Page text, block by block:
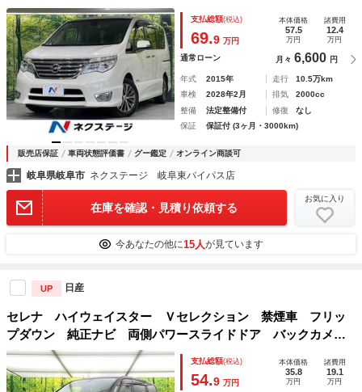
衝突被害軽減システム ドラレコ コーナーセンサー スマー
トキー ＬＥＤヘッド ビルトインＥＴＣ クルコン 純正１
６インチアルミ 車線逸脱警報
支払総額(税込)
69.9 万円
本体価格
57.5
万円
諸費用
12.4
万円
通常ローン 月々 6,600 円
年式 2015年 走行
10.5万km
車検
2028年2月 排気
2000cc
整備
法定整備付 修復
なし
保証
保証付 (3ヶ月・3000km)
販売店保証 車両状態評価書 グー鑑定 オンライン商談可
岐阜県岐阜市 ネクステージ 岐阜東バイパス店
在庫を確認・見積り依頼する
お気に入り
今あなたの他に15人が見ています
UP 日産
セレナ ハイウェイスター Ｖセレクション 禁煙車 フリッ
プダウン 純正ナビ 両側パワースライドドア バックカメ
ラ オートライト オートエアコン スマートキー アイドリ
ングストップ ＥＴＣ ドライブレコーダー
支払総額(税込)
54.9 万円
本体価格
35.8
万円
諸費用
19.1
万円